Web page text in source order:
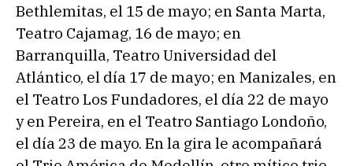
Bethlemitas, el 15 de mayo; en Santa Marta,
Teatro Cajamag, 16 de mayo; en
Barranquilla, Teatro Universidad del
Atlántico, el día 17 de mayo; en Manizales, en
el Teatro Los Fundadores, el día 22 de mayo
y en Pereira, en el Teatro Santiago Londoño,
el día 23 de mayo. En la gira le acompañará